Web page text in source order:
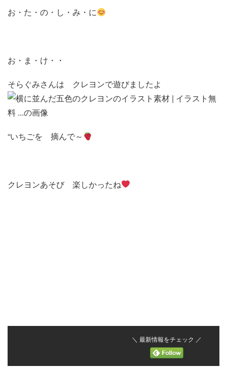
お・た・の・し・み・に
お・ま・け・・
そらぐみさんは クレヨンで遊びましたよ
“いちごを 摘んで～
クレヨンあそび 楽しかったね
＼ 最新情報をチェック ／